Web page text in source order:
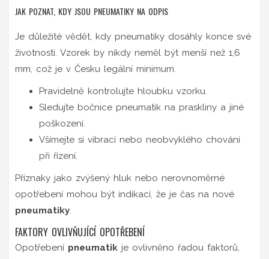
JAK POZNAT, KDY JSOU PNEUMATIKY NA ODPIS
Je důležité vědět, kdy pneumatiky dosáhly konce své
životnosti. Vzorek by nikdy neměl být menší než 1,6
mm, což je v Česku legální minimum.
Pravidelně kontrolujte hloubku vzorku.
Sledujte bočnice pneumatik na praskliny a jiné
poškození.
Všímejte si vibrací nebo neobvyklého chování
při řízení.
Příznaky jako zvýšený hluk nebo nerovnoměrné
opotřebení mohou být indikací, že je čas na nové
pneumatiky.
FAKTORY OVLIVŇUJÍCÍ OPOTŘEBENÍ
Opotřebení pneumatik je ovlivněno řadou faktorů,